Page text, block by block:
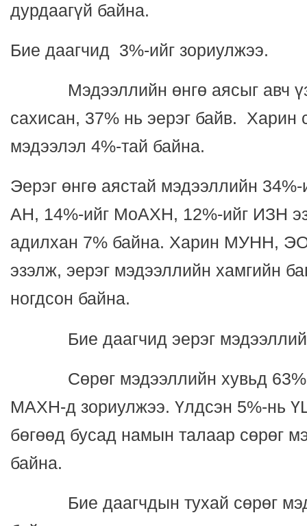
дурдаагүй байна.
Бие даагчид 3%-ийг зориулжээ.
Мэдээллийн өнгө аясыг авч
сахисан, 37% нь эерэг байв. Харин
мэдээлэл 4%-тай байна.
Эерэг өнгө аястай мэдээллийн
АН, 14%-ийг МоАХН, 12%-ийг ИЗН
адилхан 7% байна. Харин МУНН,
эзэлж, эерэг мэдээллийн хамгийн
ногдсон байна.
Бие даагчид эерэг
Сөрөг мэдээллийн хувьд 63%-
МАХН-д зориулжээ. Үлдсэн 5%-нь
бөгөөд бусад намын талаар сөрөг
байна.
Бие даагчдын тухай сөрөг